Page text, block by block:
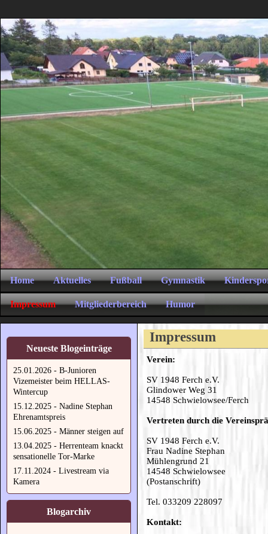
Home Aktuelles Fußball Gymnastik
Impressum Mitgliederbereich Humor
Neueste Blogeinträge
25.01.2026 - B-Junioren
Vizemeister beim HELLAS-
Wintercup
15.12.2025 - Nadine Stephan
Ehrenamtspreis
15.06.2025 - Männer steigen auf
13.04.2025 - Herrenteam knackt
sensationelle Tor-Marke
17.11.2024 - Livestream via
Kamera
Blogarchiv
Impressum
Verein:
SV 1948 Ferch e.V.
Glindower Weg 31
14548 Schwielowsee/Ferch
Vertreten durch die
SV 1948 Ferch e.V.
Frau Nadine Stephan
Mühlengrund 21
14548 Schwielowsee
(Postanschrift)
Tel. 033209 228097
Kontakt: